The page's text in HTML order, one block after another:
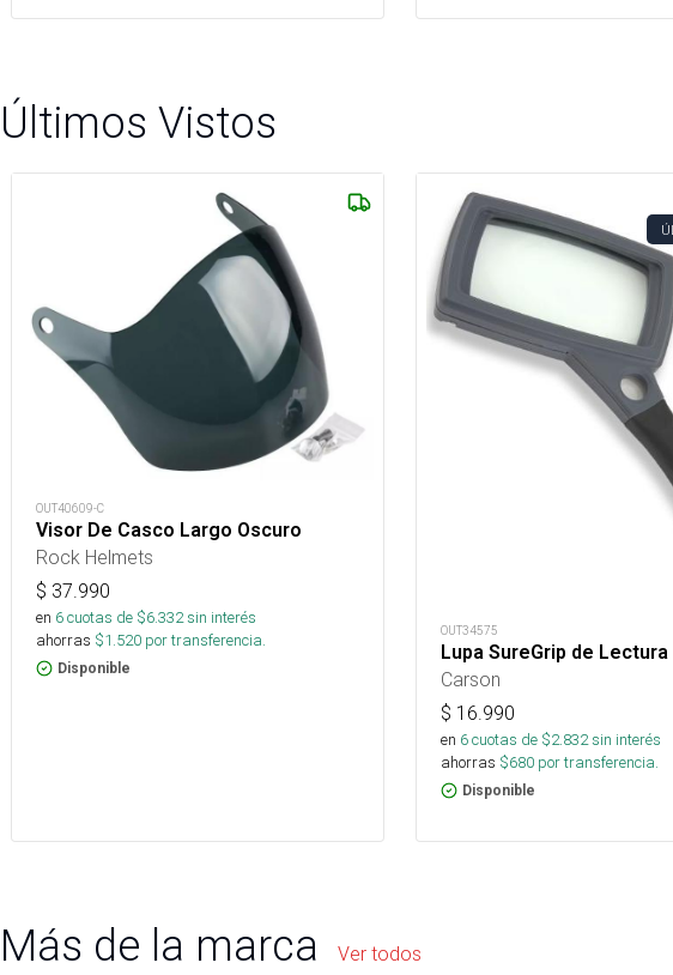
Últimos Vistos
OUT40609-C
Visor De Casco Largo Oscuro
Rock Helmets
$ 37.990
en 6cuotas de $6.332sin interés
ahorras $1.520 por transferencia.
Disponible
OUT34575
Lupa SureGrip de Lectura
Carson
$ 16.990
en 6cuotas de $2.832sin interés
ahorras $680 por transferencia.
Disponible
Más de la marca Ver todos